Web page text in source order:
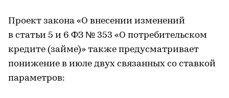
Проект закона «О внесении изменений
в статьи 5 и 6 ФЗ № 353 «О потребительском
кредите (займе)» также предусматривает
понижение в июле двух связанных со ставкой
параметров: